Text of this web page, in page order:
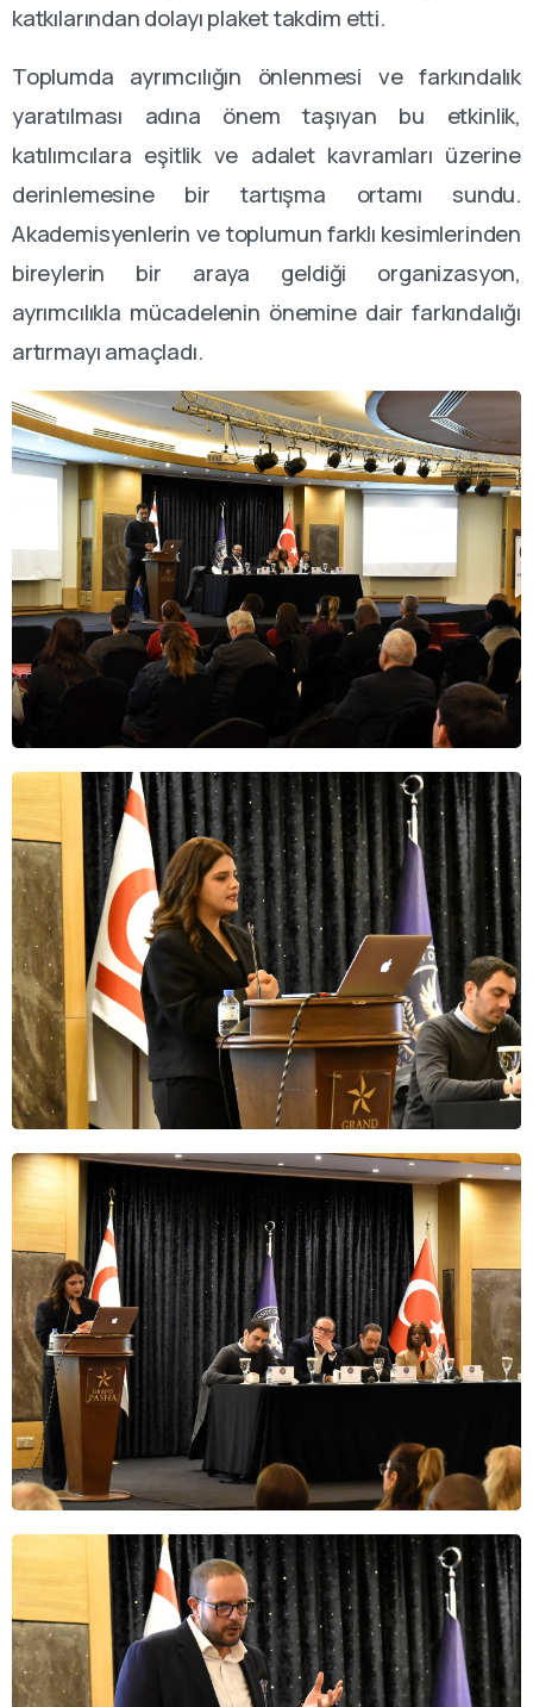
katkılarından dolayı plaket takdim etti.
Toplumda ayrımcılığın önlenmesi ve farkındalık
yaratılması adına önem taşıyan bu etkinlik,
katılımcılara eşitlik ve adalet kavramları üzerine
derinlemesine bir tartışma ortamı sundu.
Akademisyenlerin ve toplumun farklı kesimlerinden
bireylerin bir araya geldiği organizasyon,
ayrımcılıkla mücadelenin önemine dair farkındalığı
artırmayı amaçladı.